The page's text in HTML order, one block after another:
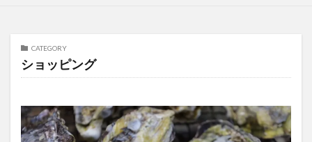
CATEGORY
ショッピング